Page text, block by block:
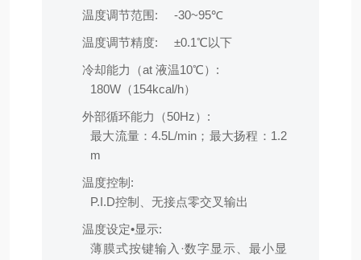
温度调节范围:
-30~95℃
温度调节精度:
±0.1℃以下
冷却能力（at 液温10℃）:
180W（154kcal/h）
外部循环能力（50Hz）:
最大流量：4.5L/min；最大扬程：1.2
m
温度控制:
P.I.D控制、无接点零交叉输出
温度设定•显示:
薄膜式按键输入·数字显示、最小显